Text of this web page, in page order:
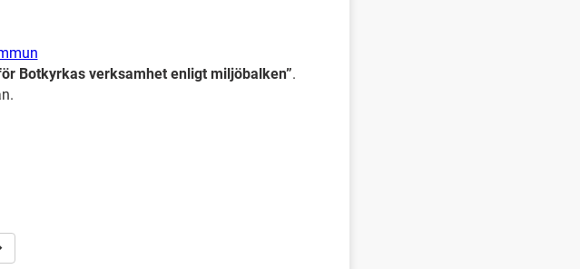
Botkyrkas verksamhet enligt miljöbalken”.